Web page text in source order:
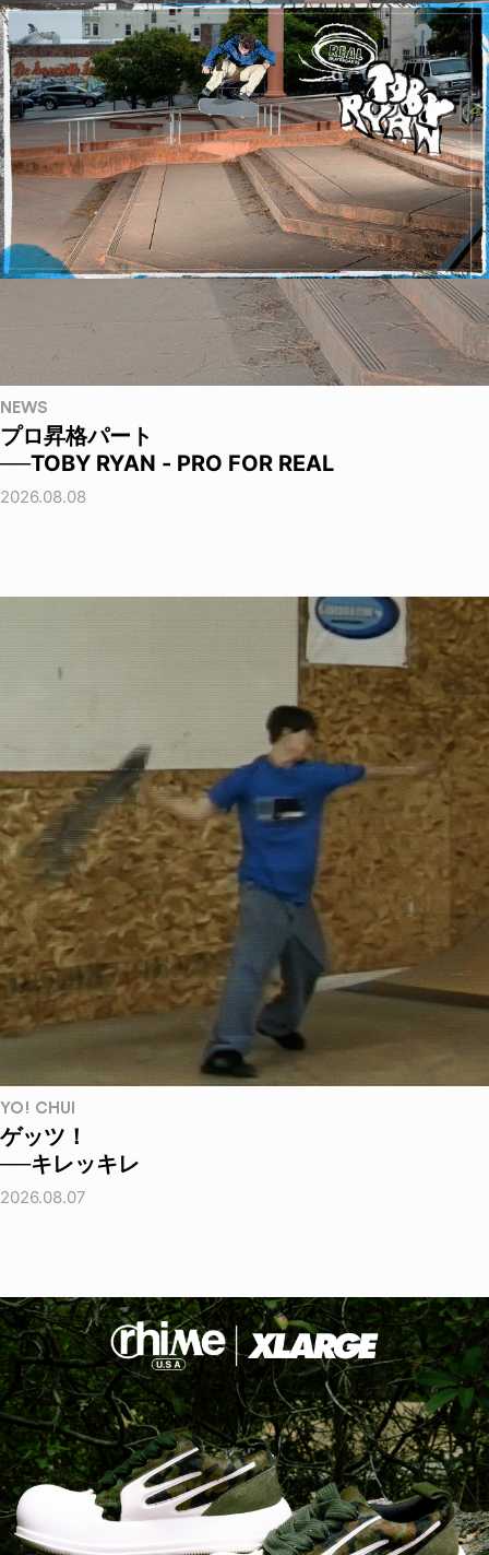
NEWS
プロ昇格パート
──TOBY RYAN - PRO FOR REAL
2026.08.08
YO! CHUI
ゲッツ！
──キレッキレ
2026.08.07